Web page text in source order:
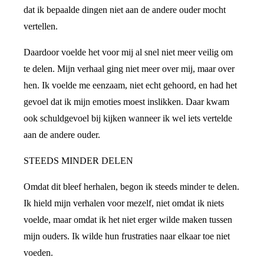
dat ik bepaalde dingen niet aan de andere ouder mocht
vertellen.
Daardoor voelde het voor mij al snel niet meer veilig om
te delen. Mijn verhaal ging niet meer over mij, maar over
hen. Ik voelde me eenzaam, niet echt gehoord, en had het
gevoel dat ik mijn emoties moest inslikken. Daar kwam
ook schuldgevoel bij kijken wanneer ik wel iets vertelde
aan de andere ouder.
STEEDS MINDER DELEN
Omdat dit bleef herhalen, begon ik steeds minder te delen.
Ik hield mijn verhalen voor mezelf, niet omdat ik niets
voelde, maar omdat ik het niet erger wilde maken tussen
mijn ouders. Ik wilde hun frustraties naar elkaar toe niet
voeden.